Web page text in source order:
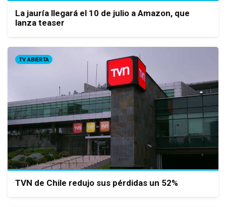
La jauría llegará el 10 de julio a Amazon, que
lanza teaser
TV ABIERTA
TVN de Chile redujo sus pérdidas un 52%